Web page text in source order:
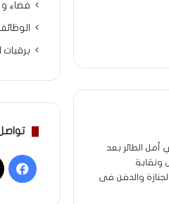
فضاء و
برقيات